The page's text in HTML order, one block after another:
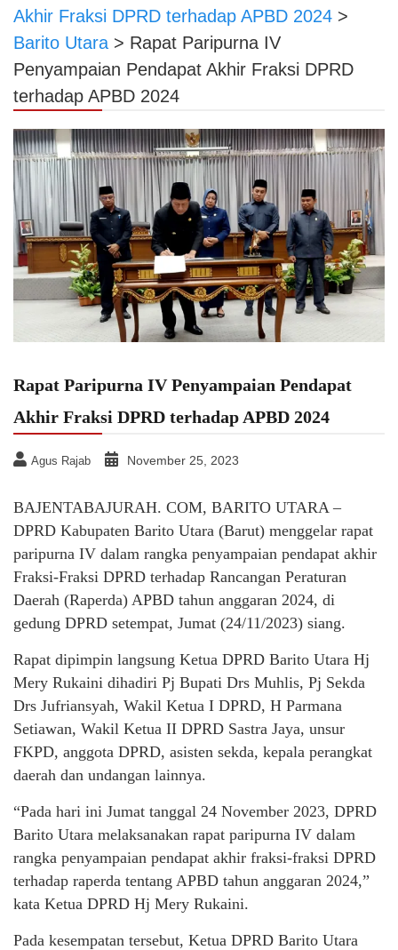
Akhir Fraksi DPRD terhadap APBD 2024 >
Barito Utara > Rapat Paripurna IV
Penyampaian Pendapat Akhir Fraksi DPRD
terhadap APBD 2024
Rapat Paripurna IV Penyampaian Pendapat
Akhir Fraksi DPRD terhadap APBD 2024
Agus Rajab November 25, 2023
BAJENTABAJURAH. COM, BARITO UTARA –
DPRD Kabupaten Barito Utara (Barut) menggelar rapat
paripurna IV dalam rangka penyampaian pendapat akhir
Fraksi-Fraksi DPRD terhadap Rancangan Peraturan
Daerah (Raperda) APBD tahun anggaran 2024, di
gedung DPRD setempat, Jumat (24/11/2023) siang.
Rapat dipimpin langsung Ketua DPRD Barito Utara Hj
Mery Rukaini dihadiri Pj Bupati Drs Muhlis, Pj Sekda
Drs Jufriansyah, Wakil Ketua I DPRD, H Parmana
Setiawan, Wakil Ketua II DPRD Sastra Jaya, unsur
FKPD, anggota DPRD, asisten sekda, kepala perangkat
daerah dan undangan lainnya.
“Pada hari ini Jumat tanggal 24 November 2023, DPRD
Barito Utara melaksanakan rapat paripurna IV dalam
rangka penyampaian pendapat akhir fraksi-fraksi DPRD
terhadap raperda tentang APBD tahun anggaran 2024,”
kata Ketua DPRD Hj Mery Rukaini.
Pada kesempatan tersebut, Ketua DPRD Barito Utara